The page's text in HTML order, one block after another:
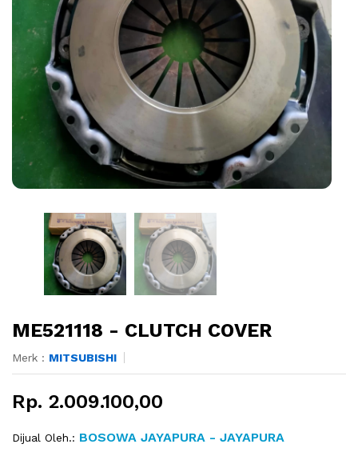
ME521118 - CLUTCH COVER
Merk : MITSUBISHI
Rp. 2.009.100,00
Dijual Oleh.: BOSOWA JAYAPURA - JAYAPURA